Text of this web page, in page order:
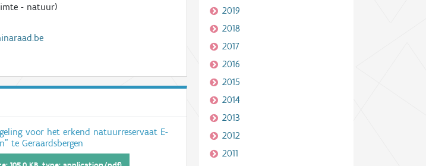
- natuur)
voor het erkend natuurreservaat E-
te Geraardsbergen
2019
2018
2017
2016
2015
2014
2013
2012
2011